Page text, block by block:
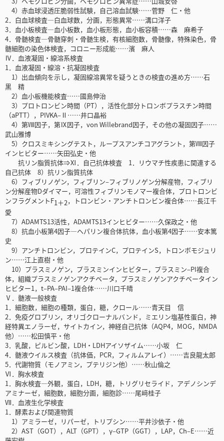
4）赤血球浸透圧脆弱性試験，自己溶血試験……菅野 仁・他
2．白血球検査―白血球数，分画，形態異常……溝口洋子
3．血小板検査―血小板数，血小板形態，血小板容積……森 麻希子
4．骨髄検査―骨髄穿刺・骨髄生検，有核細胞数，骨髄像，特殊染色，骨
髄細胞の染色体検査，コロニー形成能……濱 麻人
Ⅳ．血液凝固・線溶系検査
1．血液凝固・線溶・抗凝固検査
1）出血傾向を示し，凝固線溶異常を疑うときの検査の進め方……石
黒 精
2）血小板機能検査……國島伸治
3）プロトロンビン時間（PT），活性化部分トロンボプラスチン時間
（aPTT），PIVKA‒Ⅱ……井口晶裕
4）第Ⅷ因子，第Ⅸ因子，von Willebrand因子，その他の凝固因子……
武山雅博
5）クロスミキシングテスト，ループスアンチコアグラント，第Ⅷ因子
インヒビター……矢田弘史・他
抗リン脂質抗体⇒Ⅺ．自己抗体検査 1．リウマチ性疾患に関連する
自己抗体 8）抗リン脂質抗体
6）フィブリノゲン，フィブリン‒フィブリノゲン分解産物，フィブリ
ン分解産物Dダイマー，可溶性フィブリンモノマー複合体，プロトロンビ
ンフラグメントF1＋2，トロンビン・アンチトロンビン複合体……長江千
愛
7）ADAMTS13活性，ADAMTS13インヒビター……久保政之・他
8）抗血小板第4因子―ヘパリン複合体抗体，血小板第4因子……安本篤
史
9）アンチトロンビン，プロテインC，プロテインS，トロンボモジュリ
ン……江上直樹・他
10）プラスミノゲン，プラスミンインヒビター，プラスミン‒PI複合
体，組織プラスミノゲンアクチベータ，プラスミノゲンアクチベータイン
ヒビター1，t‒PA‒PAI‒1複合体……川口千晴
Ⅴ．髄液一般検査
1．細胞数，細胞の種類，蛋白，糖，クロール……青天目 信
2．免疫グロブリン，オリゴクローナルバンド，ミエリン塩基性蛋白，神
経特異エノラーゼ，サイトカイン，神経自己抗体（AQP4，MOG，NMDA
他）……松田慎平・他
3．乳酸，ピルビン酸，LDH・LDHアイソザイム……小坂 仁
4．髄液ウイルス検査（抗体価，PCR，フィルムアレイ）……吉良龍太郎
5．代謝物質（モノアミン，プテリジン他）……秋山倫之
Ⅵ．胸水検査
1．胸水検査―外観，蛋白，LDH，糖，トリグリセライド，アデノシンデ
アミナーゼ，細胞数，細胞分画，細胞診……尾﨑桂子
Ⅶ．血液生化学検査
1．酵素および関連物質
1）アミラーゼ，リパーゼ，トリプシン……平井沙依子・他
2）AST（GOT），ALT（GPT），γ‒GTP（GGT），LAP，Ch‒E……近